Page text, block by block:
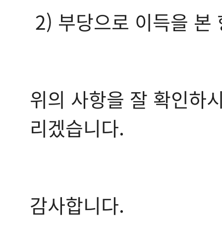
2) 부당으로 이득을 본
위의 사항을 잘 확인하
리겠습니다.
감사합니다.